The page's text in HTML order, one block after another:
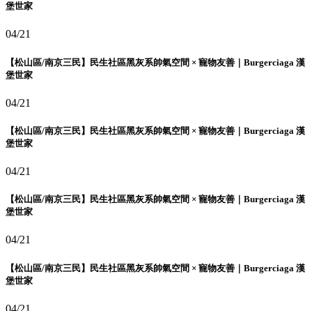
堡世家
04/21
【松山區/南京三民】民生社區黑灰系帥氣空間 × 寵物友善｜Burgerciaga 漢
堡世家
04/21
【松山區/南京三民】民生社區黑灰系帥氣空間 × 寵物友善｜Burgerciaga 漢
堡世家
04/21
【松山區/南京三民】民生社區黑灰系帥氣空間 × 寵物友善｜Burgerciaga 漢
堡世家
04/21
【松山區/南京三民】民生社區黑灰系帥氣空間 × 寵物友善｜Burgerciaga 漢
堡世家
04/21